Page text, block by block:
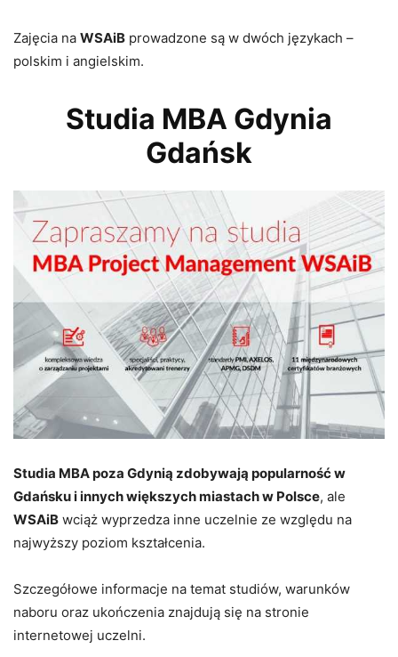
Zajęcia na WSAiB prowadzone są w dwóch językach –
polskim i angielskim.
Studia MBA Gdynia
Gdańsk
Studia MBA poza Gdynią zdobywają popularność w
Gdańsku i innych większych miastach w Polsce, ale
WSAiB wciąż wyprzedza inne uczelnie ze względu na
najwyższy poziom kształcenia.
Szczegółowe informacje na temat studiów, warunków
naboru oraz ukończenia znajdują się na stronie
internetowej uczelni.